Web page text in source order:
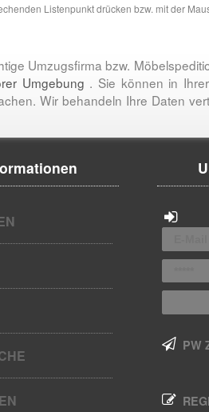
Listenpunkt drücken bzw. mit der
Umzugsfirma bzw.
Umgebung . Sie können in
Wir behandeln Ihre Daten
PW